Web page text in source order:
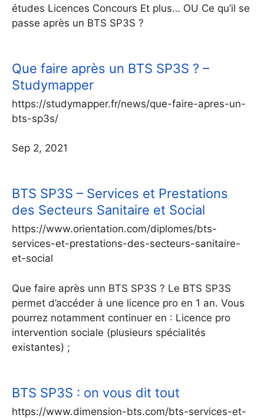
études Licences Concours Et plus… OU Ce qu’il se
passe après un BTS SP3S ?
Que faire après un BTS SP3S ? –
Studymapper
https://studymapper.fr/news/que-faire-apres-un-
bts-sp3s/
Sep 2, 2021
BTS SP3S – Services et Prestations
des Secteurs Sanitaire et Social
https://www.orientation.com/diplomes/bts-
services-et-prestations-des-secteurs-sanitaire-
et-social
Que faire après unn BTS SP3S ? Le BTS SP3S
permet d’accéder à une licence pro en 1 an. Vous
pourrez notamment continuer en : Licence pro
intervention sociale (plusieurs spécialités
existantes) ;
BTS SP3S : on vous dit tout
https://www.dimension-bts.com/bts-services-et-